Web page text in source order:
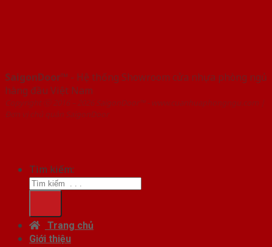
SaigonDoor™ - Hệ thống Showroom cửa nhựa phòng ngủ
hàng đầu Việt Nam
Copyright ⓒ 2016 – 2026 SaigonDoor™ - www.cuanhuaphongngu.com |
Đơn vị chủ quản SaigonDoor
Tìm kiếm:
Trang chủ
Giới thiệu